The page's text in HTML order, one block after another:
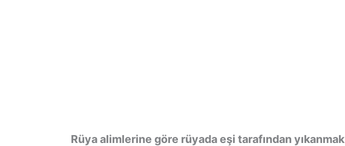
Rüya alimlerine göre rüyada eşi tarafından yıkanmak